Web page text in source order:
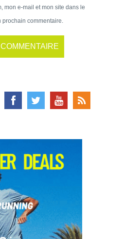
mon e-mail et mon site dans le
prochain commentaire.